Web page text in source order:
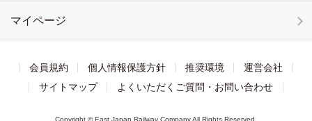
マイページ
会員規約 個人情報保護方針 推奨環境
運営会社
サイトマップ
よくいただくご質問・お問い合わせ
Copyright © East Japan Railway Company All Rights Reserved.